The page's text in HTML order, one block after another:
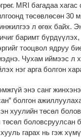
MRI багадаа
төсөвлөсөн 30
л өгөх байх.
баримт
тооцвол ядруу
Чухам иймээс
нэг арга болгон
энэ санг
болгон
хуулийн төсөл
боловсруулсан
хууль гарах нь гэж